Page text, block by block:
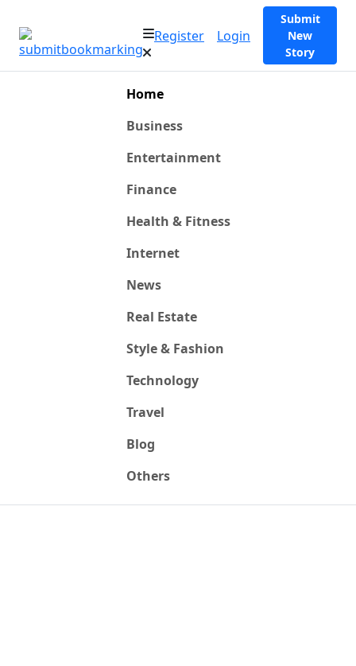
Register Login
Submit
New
Story
Home
Business
Entertainment
Finance
Health & Fitness
Internet
News
Real Estate
Style & Fashion
Technology
Travel
Blog
Others